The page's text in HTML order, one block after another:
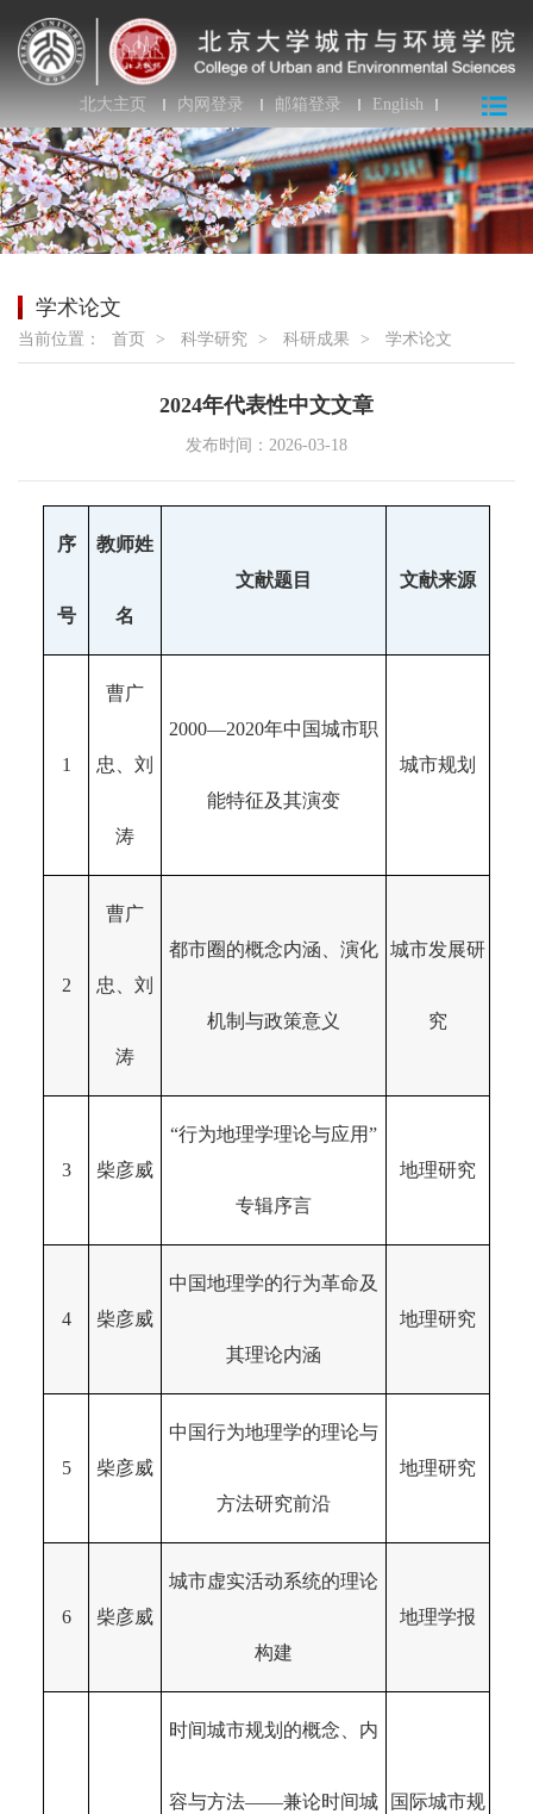
北大主页 内网登录 邮箱登录 English
学术论文
当前位置： 首页 > 科学研究 > 科研成果 > 学术论文
2024年代表性中文文章
发布时间：2026-03-18
序
号
教师姓
名
文献题目 文献来源
1
曹广
忠、刘
涛
2000—2020年中国城市职
能特征及其演变
城市规划
2
曹广
忠、刘
涛
都市圈的概念内涵、演化
机制与政策意义
城市发展研
究
3 柴彦威
“行为地理学理论与应用”
专辑序言
地理研究
4 柴彦威
中国地理学的行为革命及
其理论内涵
地理研究
5 柴彦威
中国行为地理学的理论与
方法研究前沿
地理研究
6 柴彦威
城市虚实活动系统的理论
构建
地理学报
时间城市规划的概念、内
容与方法——兼论时间城 国际城市规